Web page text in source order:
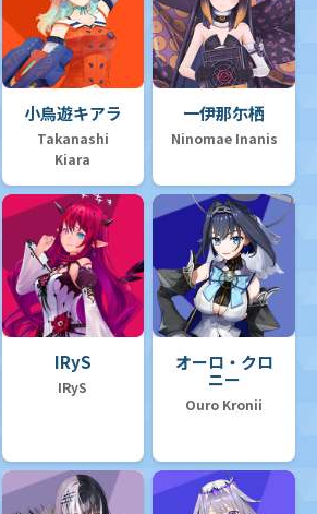
小鳥遊キアラ
Takanashi
Kiara
一伊那尓栖
Ninomae Inanis
IRyS
IRyS
オーロ・クロ
ニー
Ouro Kronii